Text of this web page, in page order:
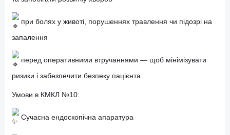
Це обстеження варто пройти:
для профілактики — щоб контролювати стан
та запобігати розвитку хвороб
при болях у животі, порушеннях травлення чи підозрі
запалення
перед оперативними втручаннями — щоб мінімізувати